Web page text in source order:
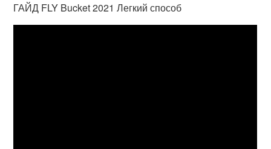
ГАЙД FLY Bucket 2021 Легкий способ